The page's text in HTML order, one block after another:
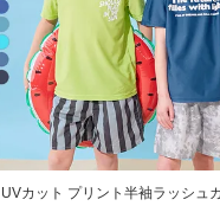
UVカット プリント半袖ラッシュ